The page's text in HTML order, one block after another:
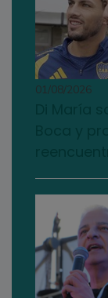
01/08/2026